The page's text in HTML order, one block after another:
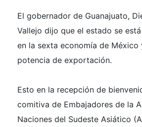
El gobernador de Guanajuato,
Vallejo dijo que el estado se
en la sexta economía de México
potencia de exportación.
Esto en la recepción de
comitiva de Embajadores de la
Naciones del Sudeste Asiático